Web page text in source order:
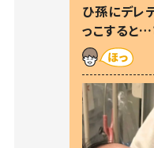
ひ孫にデレ
っこすると
した」「可愛